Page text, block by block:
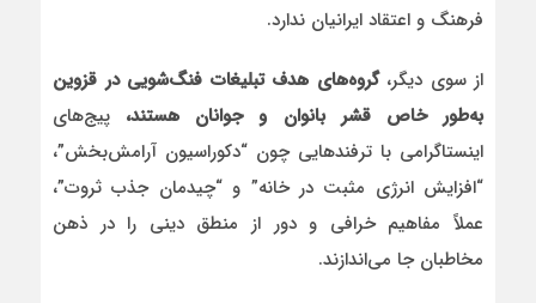
فرهنگ و اعتقاد ایرانیان ندارد.
از سوی دیگر،گروه‌های هدف تبلیغات فنگ‌شویی در قزوین
به‌طور خاص قشر بانوان و جوانان هستند، پیج‌های
اینستاگرامی با ترفندهایی چون “دکوراسیون آرامش‌بخش”،
“افزایش انرژی مثبت در خانه” و “چیدمان جذب ثروت”،
عملاً مفاهیم خرافی و دور از منطق دینی را در ذهن
مخاطبان جا می‌اندازند.